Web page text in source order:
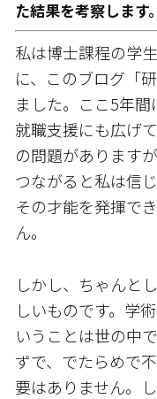
た結果を考察します。
私は博士課程の学
に、このブログ「
ました。ここ5年
就職支援にも広げ
の問題があります
つながると私は信
その才能を発揮で
ん。
しかし、ちゃんと
しいものです。学
いうことは世の中
ずで、でたらめで
要はありません。